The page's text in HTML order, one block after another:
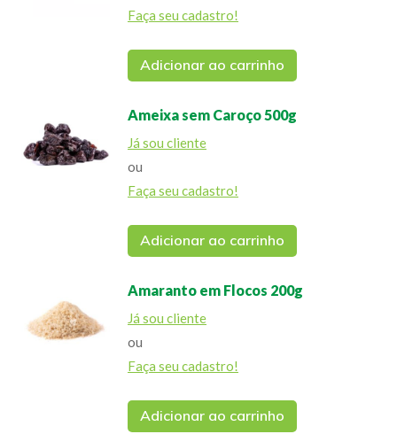
Faça seu cadastro!
Adicionar ao carrinho
Ameixa sem Caroço 500g
Já sou cliente
ou
Faça seu cadastro!
Adicionar ao carrinho
Amaranto em Flocos 200g
Já sou cliente
ou
Faça seu cadastro!
Adicionar ao carrinho